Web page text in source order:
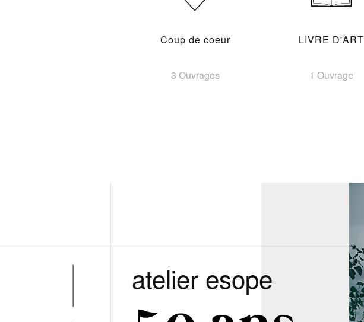
Coup de coeur
3 Ouvrages
LIVRE D'ART
1 Ouvrage
atelier esope